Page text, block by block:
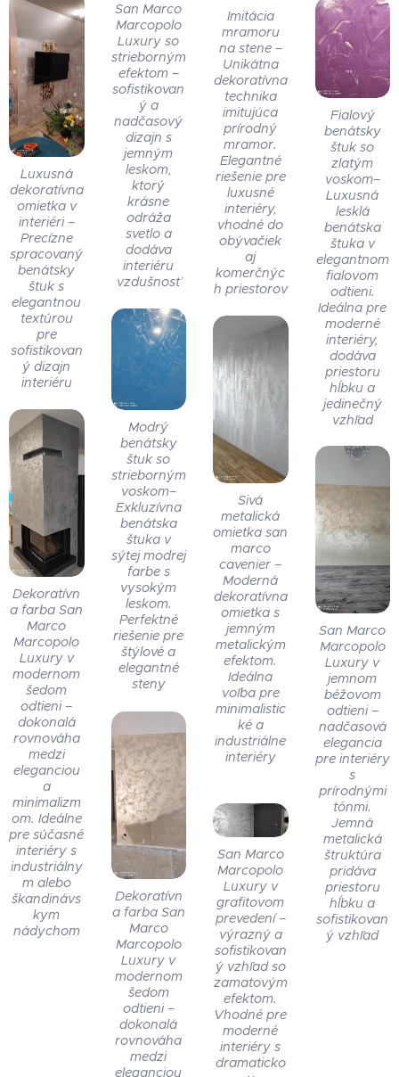
San Marco
Marcopolo
Luxury so
strieborným
efektom –
sofistikovan
ý a
nadčasový
dizajn s
jemným
leskom,
ktorý
krásne
odráža
svetlo a
dodáva
interiéru
vzdušnosť
Imitácia
mramoru
na stene –
Unikátna
dekoratívna
technika
imitujúca
prírodný
mramor.
Elegantné
riešenie pre
luxusné
interiéry,
vhodné do
obývačiek
aj
komerčnýc
h priestorov
Luxusná
dekoratívna
omietka v
interiéri –
Precízne
spracovaný
benátsky
štuk s
elegantnou
textúrou
pre
sofistikovan
ý dizajn
interiéru
Fialový
benátsky
štuk so
zlatým
voskom–
Luxusná
lesklá
benátska
štuka v
elegantnom
fialovom
odtieni.
Ideálna pre
moderné
interiéry,
dodáva
priestoru
hĺbku a
jedinečný
vzhľad
Modrý
benátsky
štuk so
strieborným
voskom–
Exkluzívna
benátska
štuka v
sýtej modrej
farbe s
vysokým
leskom.
Perfektné
riešenie pre
štýlové a
elegantné
steny
Sivá
metalická
omietka san
marco
cavenier –
Moderná
dekoratívna
omietka s
jemným
metalickým
efektom.
Ideálna
voľba pre
minimalistic
ké a
industriálne
interiéry
Dekoratívn
a farba San
Marco
Marcopolo
Luxury v
modernom
šedom
odtieni –
dokonalá
rovnováha
medzi
eleganciou
a
minimalizm
om. Ideálne
pre súčasné
interiéry s
industriálny
m alebo
škandinávs
kym
nádychom
San Marco
Marcopolo
Luxury v
jemnom
béžovom
odtieni –
nadčasová
elegancia
pre interiéry
s
prírodnými
tónmi.
Jemná
metalická
štruktúra
pridáva
priestoru
hĺbku a
sofistikovan
ý vzhľad
Dekoratívn
a farba San
Marco
Marcopolo
Luxury v
modernom
šedom
odtieni –
dokonalá
rovnováha
medzi
eleganciou
San Marco
Marcopolo
Luxury v
grafitovom
prevedení –
výrazný a
sofistikovan
ý vzhľad so
zamatovým
efektom.
Vhodné pre
moderné
interiéry s
dramaticko